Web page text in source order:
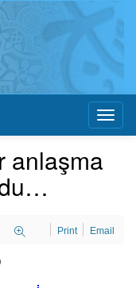
anlaşma
Print Email